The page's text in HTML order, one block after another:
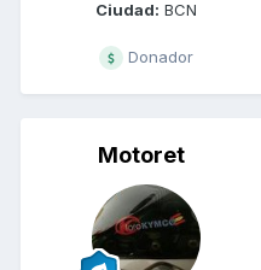
Ciudad: BCN
Donador
Motoret